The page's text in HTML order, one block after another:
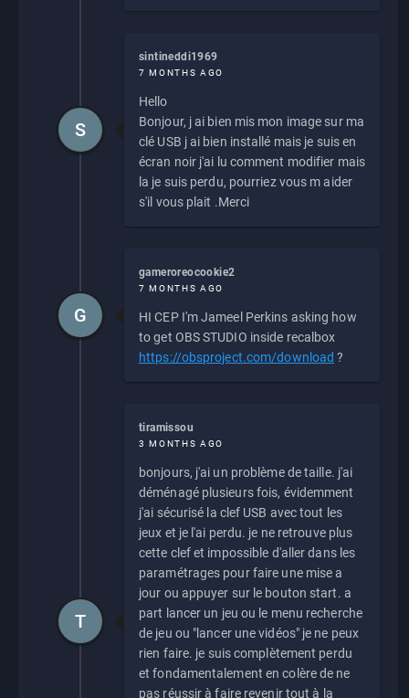
sintineddi1969
7 MONTHS AGO
Hello
Bonjour, j ai bien mis mon image sur ma
clé USB j ai bien installé mais je suis en
écran noir j'ai lu comment modifier mais
la je suis perdu, pourriez vous m aider
s'il vous plait .Merci
S
gameroreocookie2
7 MONTHS AGO
HI CEP I'm Jameel Perkins asking how
to get OBS STUDIO inside recalbox
https://obsproject.com/download ?
G
tiramissou
3 MONTHS AGO
bonjours, j'ai un problème de taille. j'ai
déménagé plusieurs fois, évidemment
j'ai sécurisé la clef USB avec tout les
jeux et je l'ai perdu. je ne retrouve plus
cette clef et impossible d'aller dans les
paramétrages pour faire une mise a
jour ou appuyer sur le bouton start. a
part lancer un jeu ou le menu recherche
de jeu ou "lancer une vidéos" je ne peux
rien faire. je suis complètement perdu
et fondamentalement en colère de ne
pas réussir à faire revenir tout à la
T